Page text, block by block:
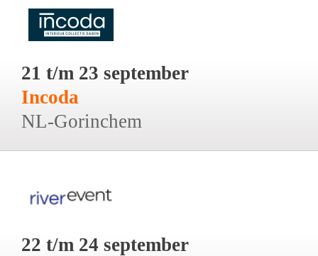
21 t/m 23 september
Incoda
NL-Gorinchem
22 t/m 24 september